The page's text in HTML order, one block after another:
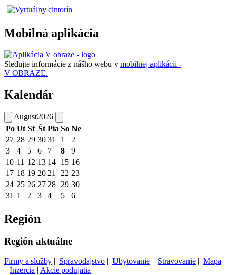
Mobilná aplikácia
Sledujte informácie z nášho webu v mobilnej aplikácii -
V OBRAZE.
Kalendár
August2026
Po Ut St Št Pia So Ne
27 28 29 30 31 1
2
3
4 5 6 7 8
9
10 11 12 13 14 15 16
17 18 19 20 21 22 23
24 25 26 27 28 29 30
31 1 2 3 4 5 6
Región
Región aktuálne
Firmy a služby | Spravodajstvo | Ubytovanie | Stravovanie | Mapa
| Inzercia | Akcie podujatia